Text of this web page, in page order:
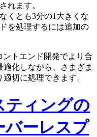
れます。
くとも3分の1大きくな
を処理するには追加の
ントエンド開発でより合
化しながら、さまざま
切に処理できます。
ティングの
バーレスプ